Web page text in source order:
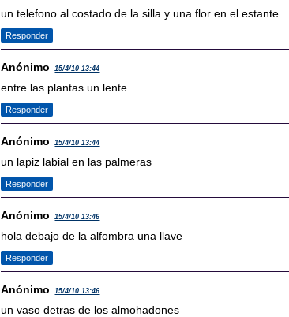
un telefono al costado de la silla y una flor en el estante...
Responder
Anónimo 15/4/10 13:44
entre las plantas un lente
Responder
Anónimo 15/4/10 13:44
un lapiz labial en las palmeras
Responder
Anónimo 15/4/10 13:46
hola debajo de la alfombra una llave
Responder
Anónimo 15/4/10 13:46
un vaso detras de los almohadones